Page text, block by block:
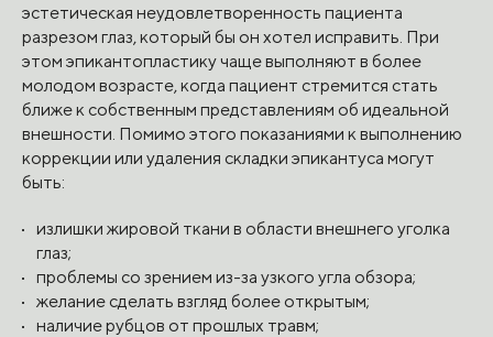
эстетическая неудовлетворенность пациента
разрезом глаз, который бы он хотел исправить. При
этом эпикантопластику чаще выполняют в более
молодом возрасте, когда пациент стремится стать
ближе к собственным представлениям об идеальной
внешности. Помимо этого показаниями к выполнению
коррекции или удаления складки эпикантуса могут
быть:
излишки жировой ткани в области внешнего уголка
глаз;
проблемы со зрением из-за узкого угла обзора;
желание сделать взгляд более открытым;
наличие рубцов от прошлых травм;